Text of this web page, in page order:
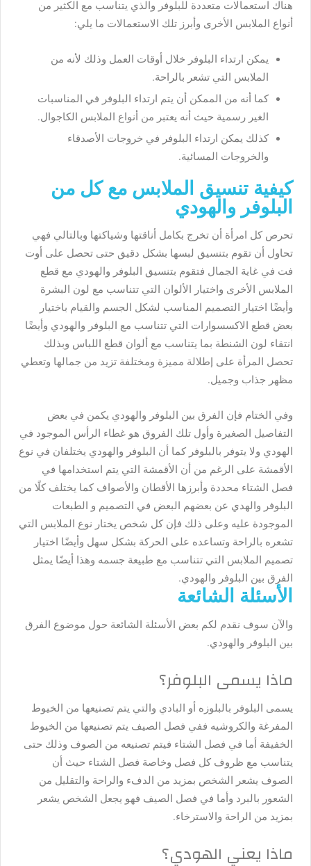
هناك استعمالات متعددة للبلوفر والذي يتناسب مع الكثير من
أنواع الملابس الأخرى وأبرز تلك الاستعمالات ما يلي:
يمكن ارتداء البلوفر خلال أوقات العمل وذلك لأنه من
الملابس التي تشعر بالراحة.
كما أنه من الممكن أن يتم ارتداء البلوفر في المناسبات
الغير رسمية حيث أنه يعتبر من أنواع الملابس الكاجوال.
كذلك يمكن ارتداء البلوفر في خروجات الأصدقاء
والخروجات المسائية.
كيفية تنسيق الملابس مع كل من
البلوفر والهودي
تحرص كل امرأة أن تخرج بكامل أناقتها وشياكتها وبالتالي فهي
تحاول أن تقوم بتنسيق لبسها بشكل دقيق حتى تحصل على أوت
فت في غاية الجمال فتقوم بتنسيق البلوفر والهودي مع قطع
الملابس الأخرى واختيار الألوان التي تتناسب مع لون البشرة
وأيضًا اختيار التصميم المناسب لشكل الجسم والقيام باختيار
بعض قطع الاكسسوارات التي تتناسب مع البلوفر والهودي وأيضًا
انتقاء لون الشنطة بما يتناسب مع ألوان قطع اللباس وبذلك
تحصل المرأة على إطلالة مميزة ومختلفة تزيد من جمالها وتعطي
مظهر جذاب وجميل.
وفي الختام فإن الفرق بين البلوفر والهودي يكمن في بعض
التفاصيل الصغيرة وأول تلك الفروق هو غطاء الرأس الموجود في
الهودي ولا يتوفر بالبلوفر كما أن البلوفر والهودي يختلفان في نوع
الأقمشة على الرغم من أن الأقمشة التي يتم استخدامها في
فصل الشتاء محددة وأبرزها الأقطان والأصواف كما يختلف كلًا من
البلوفر والهدي عن بعضهم البعض في التصميم و الطبعات
الموجودة عليه وعلى ذلك فإن كل شخص يختار نوع الملابس التي
تشعره بالراحة وتساعده على الحركة بشكل سهل وأيضًا اختيار
تصميم الملابس التي تتناسب مع طبيعة جسمه وهذا أيضًا يمثل
الفرق بين البلوفر والهودي.
الأسئلة الشائعة
والآن سوف نقدم لكم بعض الأسئلة الشائعة حول موضوع الفرق
بين البلوفر والهودي.
ماذا يسمى البلوفر؟
يسمى البلوفر بالبلوزه أو البادي والتي يتم تصنيعها من الخيوط
المفرغة والكروشيه ففي فصل الصيف يتم تصنيعها من الخيوط
الخفيفة أما في فصل الشتاء فيتم تصنيعه من الصوف وذلك حتى
يتناسب مع ظروف كل فصل وخاصة فصل الشتاء حيث أن
الصوف يشعر الشخص بمزيد من الدفء والراحة والتقليل من
الشعور بالبرد وأما في فصل الصيف فهو يجعل الشخص يشعر
بمزيد من الراحة والاسترخاء.
ماذا يعني الهودي؟